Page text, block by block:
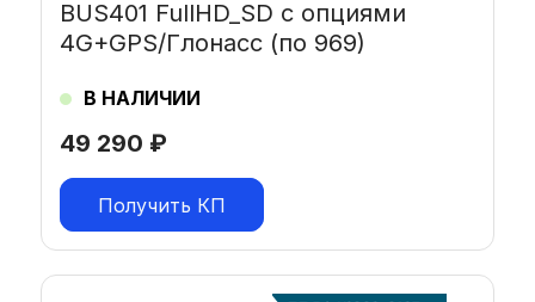
49 290 ₽
BUS401 FullHD_SD с опциями
4G+GPS/Глонасс (по 969)
В НАЛИЧИИ
Получить КП